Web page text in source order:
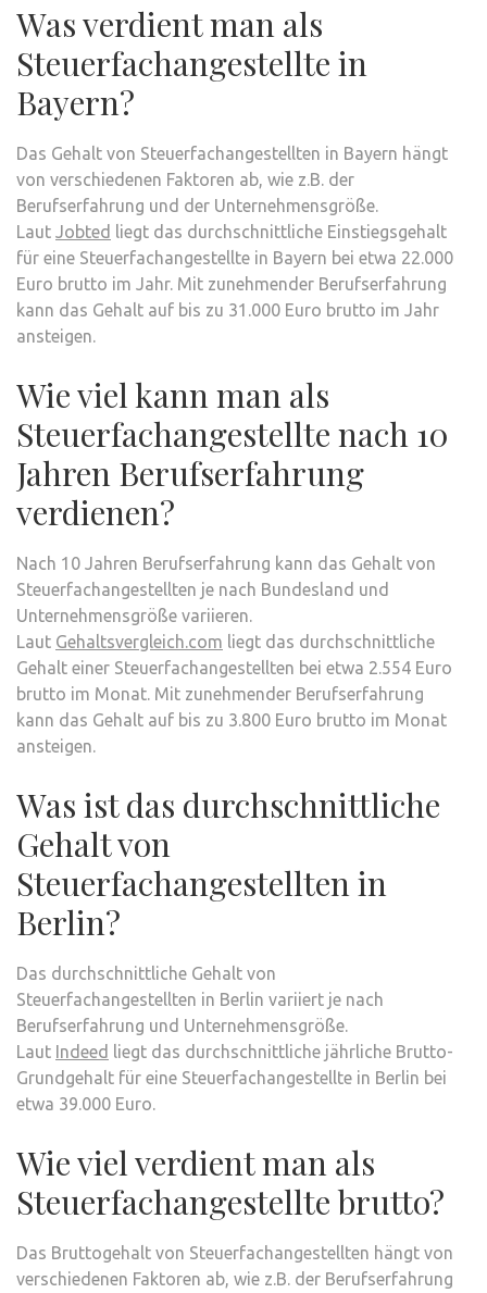
Was verdient man als
Steuerfachangestellte in
Bayern?
Das Gehalt von Steuerfachangestellten in Bayern hängt
von verschiedenen Faktoren ab, wie z.B. der
Berufserfahrung und der Unternehmensgröße.
Laut Jobted
liegt das durchschnittliche Einstiegsgehalt
für eine Steuerfachangestellte in Bayern bei etwa 22.000
Euro brutto im Jahr. Mit zunehmender Berufserfahrung
kann das Gehalt auf bis zu 31.000 Euro brutto im Jahr
ansteigen.
Wie viel kann man als
Steuerfachangestellte nach 10
Jahren Berufserfahrung
verdienen?
Nach 10 Jahren Berufserfahrung kann das Gehalt von
Steuerfachangestellten je nach Bundesland und
Unternehmensgröße variieren.
Laut Gehaltsvergleich.com liegt das durchschnittliche
Gehalt einer Steuerfachangestellten bei etwa 2.554 Euro
brutto im Monat. Mit zunehmender Berufserfahrung
kann das Gehalt auf bis zu 3.800 Euro brutto im Monat
ansteigen.
Was ist das durchschnittliche
Gehalt von
Steuerfachangestellten in
Berlin?
Das durchschnittliche Gehalt von
Steuerfachangestellten in Berlin variiert je nach
Berufserfahrung und Unternehmensgröße.
Laut Indeed
liegt das durchschnittliche jährliche Brutto-
Grundgehalt für eine Steuerfachangestellte in Berlin bei
etwa 39.000 Euro.
Wie viel verdient man als
Steuerfachangestellte brutto?
Das Bruttogehalt von Steuerfachangestellten hängt von
verschiedenen Faktoren ab, wie z.B. der Berufserfahrung